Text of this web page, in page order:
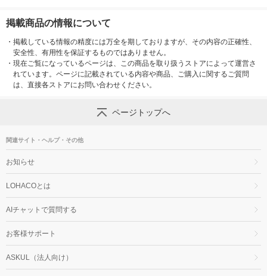
掲載商品の情報について
・ 掲載している情報の精度には万全を期しておりますが、その内容の正確性、
安全性、有用性を保証するものではありません。
・ 現在ご覧になっているページは、この商品を取り扱うストアによって運営さ
れています。ページに記載されている内容や商品、ご購入に関するご質問
は、直接各ストアにお問い合わせください。
ページトップへ
関連サイト・ヘルプ・その他
お知らせ
LOHACOとは
AIチャットで質問する
お客様サポート
ASKUL（法人向け）